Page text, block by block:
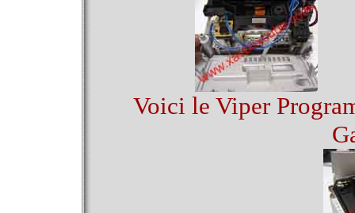
Voici le Viper